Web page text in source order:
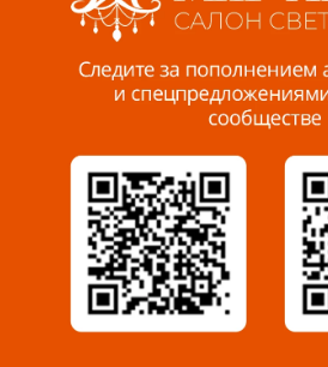
Пенза, ул. Пролетарская, 61
Миасс, ул. Романенко, 95
8 922 500 30 39
Сызрань, ул. Декабристов, 1А
8 927 009 54 63
Саратов, ул. Танкистов, 37 (БЦ